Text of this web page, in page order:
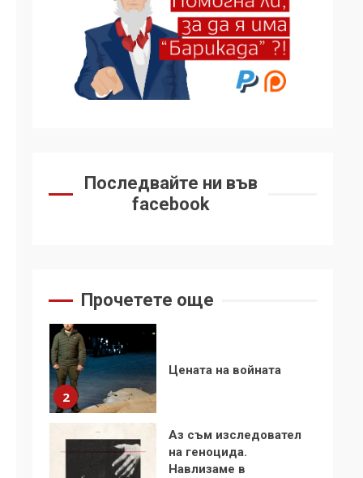
Последвайте ни във
facebook
Прочетете още
136 страни в ООН
подкрепиха Куба,
България избра да е
сред 30 „въздържали
7
обида за
демокрацията
1
стъпки от 1972 г.
2
Цената на войната
Аз съм изследовател
на геноцида.
Навлизаме в